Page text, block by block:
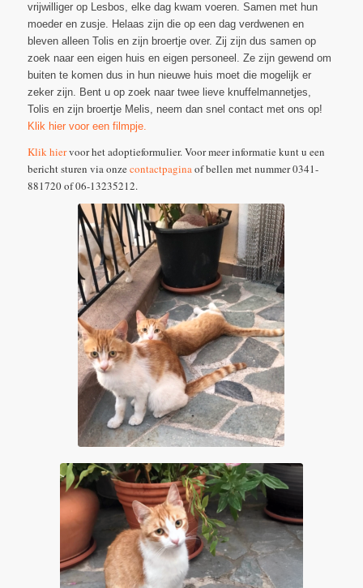
vrijwilliger op Lesbos, elke dag kwam voeren. Samen met hun
moeder en zusje. Helaas zijn die op een dag verdwenen en
bleven alleen Tolis en zijn broertje over. Zij zijn dus samen op
zoek naar een eigen huis en eigen personeel. Ze zijn gewend om
buiten te komen dus in hun nieuwe huis moet die mogelijk er
zeker zijn. Bent u op zoek naar twee lieve knuffelmannetjes,
Tolis en zijn broertje Melis, neem dan snel contact met ons op!
Klik hier voor een filmpje.
Klik hiervoor het adoptieformulier. Voor meer informatie kunt u een
bericht sturen via onzecontactpaginaof bellen met nummer 0341-
881720 of 06-13235212.